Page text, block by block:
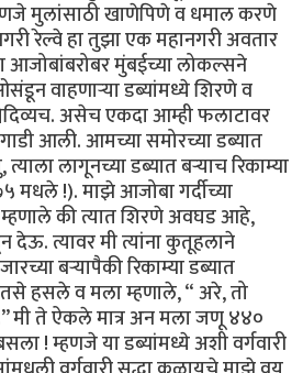
मुलांसाठी खाणेपिणे व धमाल करणे
रेल्वे हा तुझा एक महानगरी अवतार
आजोबांबरोबर मुंबईच्या लोकल्सने
वाहणाऱ्या डब्यांमध्ये शिरणे व
असेच एकदा आम्ही फलाटावर
आली. आमच्या समोरच्या डब्यात
त्याला लागूनच्या डब्यात बऱ्याच रिकाम्या
मधले !). माझे आजोबा गर्दीच्या
की त्यात शिरणे अवघड आहे,
देऊ. त्यावर मी त्यांना कुतूहलाने
बऱ्यापैकी रिकाम्या डब्यात
हसले व मला म्हणाले, “ अरे, तो
मी ते ऐकले मात्र अन मला जणू ४४०
! म्हणजे या डब्यांमध्ये अशी वर्गवारी